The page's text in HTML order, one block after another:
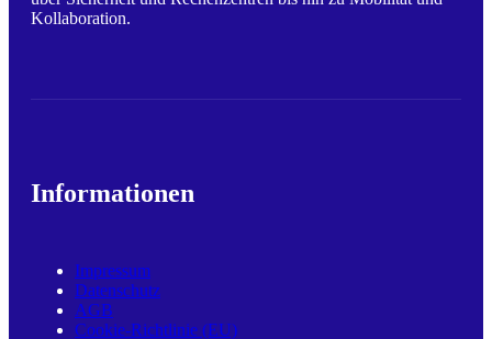
Kollaboration.
Informationen
Impressum
Datenschutz
AGB
Cookie-Richtlinie (EU)